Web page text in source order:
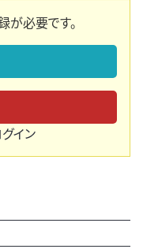
必要です。
イン